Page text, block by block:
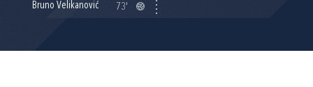
Bruno Velikanović
73'